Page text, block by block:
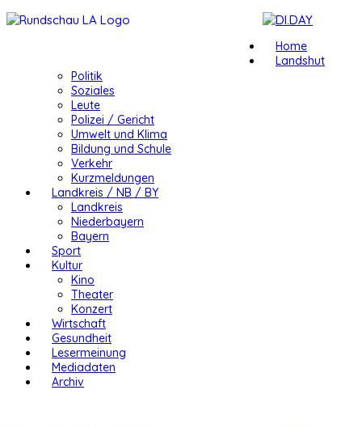
Home
Landshut
Politik
Soziales
Leute
Polizei / Gericht
Umwelt und Klima
Bildung und Schule
Verkehr
Kurzmeldungen
Landkreis / NB / BY
Landkreis
Niederbayern
Bayern
Sport
Kultur
Kino
Theater
Konzert
Wirtschaft
Gesundheit
Lesermeinung
Mediadaten
Archiv